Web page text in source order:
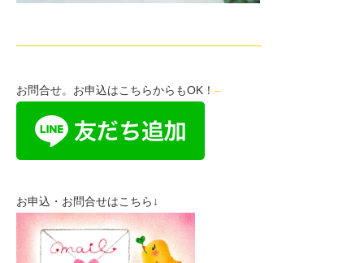
—————————————————————–
お問合せ。お申込はこちらからもOK！ –
お申込・お問合せはこちら↓